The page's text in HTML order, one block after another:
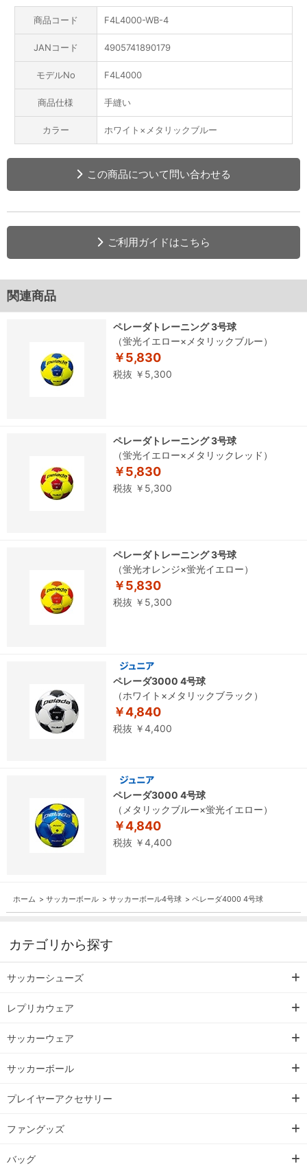
商品コード F4L4000-WB-4
JANコード 4905741890179
モデルNo F4L4000
商品仕様 手縫い
カラー ホワイト×メタリックブルー
この商品について問い合わせる
ご利用ガイドはこちら
関連商品
ペレーダトレーニング 3号球
（蛍光イエロー×メタリックブルー）
￥5,830
税抜 ￥5,300
ペレーダトレーニング 3号球
（蛍光イエロー×メタリックレッド）
￥5,830
税抜 ￥5,300
ペレーダトレーニング 3号球
（蛍光オレンジ×蛍光イエロー）
￥5,830
税抜 ￥5,300
ペレーダ3000 4号球
（ホワイト×メタリックブラック）
￥4,840
税抜 ￥4,400
ペレーダ3000 4号球
（メタリックブルー×蛍光イエロー）
￥4,840
税抜 ￥4,400
ホーム > サッカーボール > サッカーボール4号球 > ペレーダ4000 4号球
カテゴリから探す
サッカーシューズ
レプリカウェア
サッカーウェア
サッカーボール
プレイヤーアクセサリー
ファングッズ
バッグ